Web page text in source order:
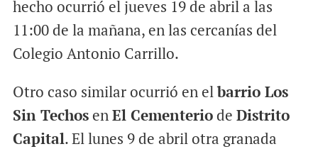
hecho ocurrió el jueves 19 de abril a las
11:00 de la mañana, en las cercanías del
Colegio Antonio Carrillo.
Otro caso similar ocurrió en elbarrio Los
Sin TechosenEl Cementeriode Distrito
Capital. El lunes 9 de abril otra granada